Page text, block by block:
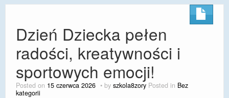
mLegitymacja
Dzień Dziecka pełen
radości, kreatywności i
sportowych emocji!
Posted on 15 czerwca 2026 by szkola8zory Posted in Bez
kategorii